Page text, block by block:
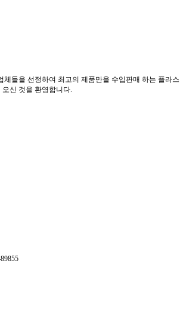
체들을 선정하여 최고의 제품만을 수입판매 하는 플라스
신 것을 환영합니다.